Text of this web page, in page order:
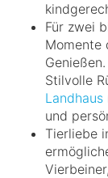
Für zwei
Momente
Genießen.
Stilvolle
Landhaus
und
Tierliebe